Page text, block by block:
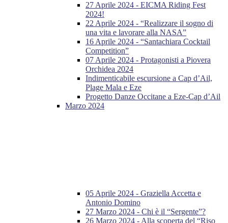
27 Aprile 2024 - EICMA Riding Fest
2024!
22 Aprile 2024 - “Realizzare il sogno di
una vita e lavorare alla NASA”
16 Aprile 2024 - “Santachiara Cocktail
Competition”
07 Aprile 2024 - Protagonisti a Piovera
Orchidea 2024
Indimenticabile escursione a Cap d’Ail,
Plage Mala e Eze
Progetto Danze Occitane a Eze-Cap d’Ail
Marzo 2024
05 Aprile 2024 - Graziella Accetta e
Antonio Domino
27 Marzo 2024 - Chi è il “Sergente”?
26 Marzo 2024 - Alla scoperta del “Riso